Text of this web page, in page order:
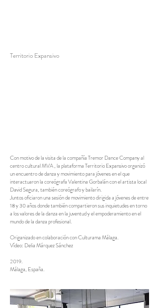
Territorio Expansivo
Con motivo de la visita de la compañía Tremor Dance Company al
centro cultural MVA , la plataforma Territorio Expansivo organizó
un encuentro de danza y movimiento para jóvenes en el que
interactuaron la coreógrafa Valentina Gorbalán con el artista local
David Segura, también coreógrafo y bailarín.
Juntos oficiaron una sesión de movimiento dirigida a jóvenes de entre
18 y 30 años donde también compartieron sus inquietudes en torno
a los valores de la danza en la juventud y el empoderamiento en el
mundo de la danza profesional.
Origanizado en colaboración con Culturama Málaga.
Vídeo: Delia Márquez Sánchez
2019.
Málaga, España.